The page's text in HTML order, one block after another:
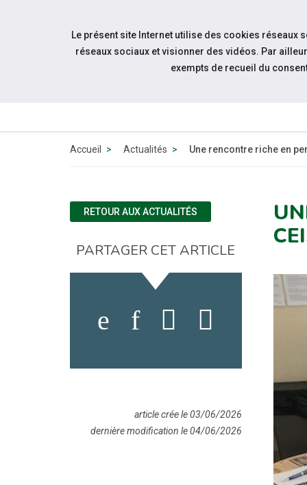
Aller au contenu
Accueil Actualités Une rencontre riche en
RETOUR AUX ACTUALITÉS
PARTAGER CET ARTICLE
article crée le 03/06/2026
dernière modification le 04/06/2026
Le présent site Internet utilise des cookies réseaux
réseaux sociaux et visionner des vidéos. Par
exempts de recueil du